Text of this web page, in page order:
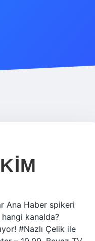
Ana Haber spikeri
kanalda?
#Nazlı Çelik ile